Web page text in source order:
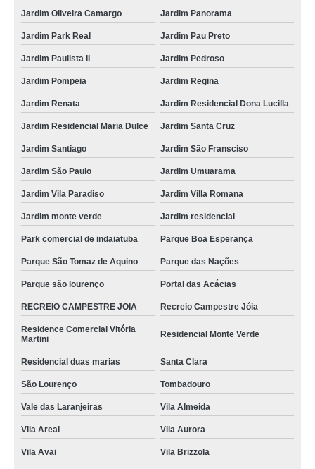
Jardim Oliveira Camargo Jardim Panorama
Jardim Park Real Jardim Pau Preto
Jardim Paulista II Jardim Pedroso
Jardim Pompeia Jardim Regina
Jardim Renata Jardim Residencial Dona Lucilla
Jardim Residencial Maria Dulce Jardim Santa Cruz
Jardim Santiago Jardim São Fransciso
Jardim São Paulo Jardim Umuarama
Jardim Vila Paradiso Jardim Villa Romana
Jardim monte verde Jardim residencial
Park comercial de indaiatuba Parque Boa Esperança
Parque São Tomaz de Aquino Parque das Nações
Parque são lourenço Portal das Acácias
RECREIO CAMPESTRE JOIA Recreio Campestre Jóia
Residence Comercial Vitória
Martini
Residencial Monte Verde
Residencial duas marias Santa Clara
São Lourenço Tombadouro
Vale das Laranjeiras Vila Almeida
Vila Areal Vila Aurora
Vila Avai Vila Brizzola